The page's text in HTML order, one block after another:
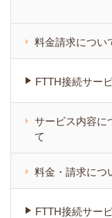
料金請求につい
FTTH接続サー
サービス内容に
て
料金・請求につ
FTTH接続サー